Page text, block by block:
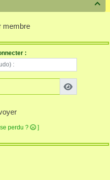

membre
:
perdu ? ]